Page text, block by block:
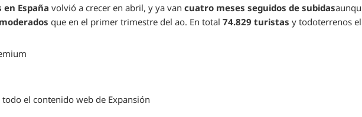
España volvió a crecer en abril, y ya vancuatro meses seguidos de subidas
que en el primer trimestre del ao. En total74.829 turistas y todoterrenos el
el contenido web de Expansión